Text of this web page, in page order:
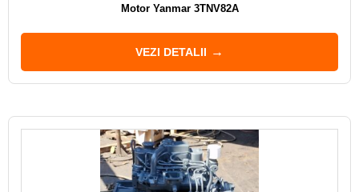
Motor Yanmar 3TNV82A
VEZI DETALII